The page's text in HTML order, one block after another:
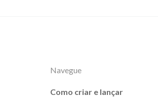
Navegue
Como criar e lançar